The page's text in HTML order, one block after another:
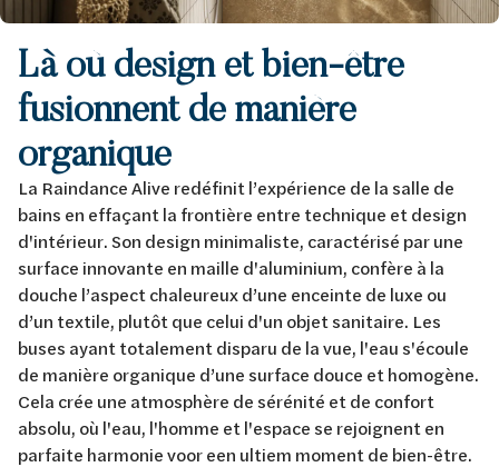
Là où design et bien-être
fusionnent de manière
organique
La Raindance Alive redéfinit l’expérience de la salle de
bains en effaçant la frontière entre technique et design
d'intérieur. Son design minimaliste, caractérisé par une
surface innovante en maille d'aluminium, confère à la
douche l’aspect chaleureux d’une enceinte de luxe ou
d’un textile, plutôt que celui d'un objet sanitaire. Les
buses ayant totalement disparu de la vue, l'eau s'écoule
de manière organique d’une surface douce et homogène.
Cela crée une atmosphère de sérénité et de confort
absolu, où l'eau, l'homme et l'espace se rejoignent en
parfaite harmonie voor een ultiem moment de bien-être.